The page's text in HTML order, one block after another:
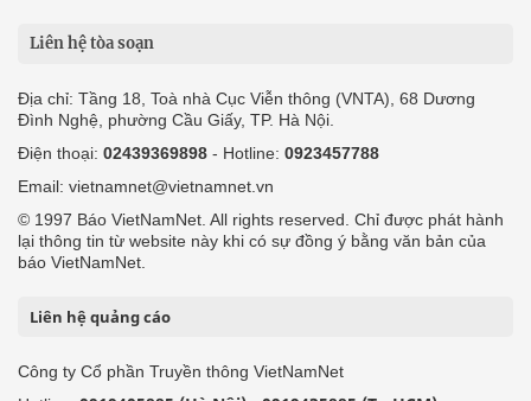
Liên hệ tòa soạn
Địa chỉ: Tầng 18, Toà nhà Cục Viễn thông (VNTA), 68 Dương
Đình Nghệ, phường Cầu Giấy, TP. Hà Nội.
Điện thoại: 02439369898 - Hotline: 0923457788
Email: vietnamnet@vietnamnet.vn
© 1997 Báo VietNamNet. All rights reserved. Chỉ được phát hành
lại thông tin từ website này khi có sự đồng ý bằng văn bản của
báo VietNamNet.
Liên hệ quảng cáo
Công ty Cổ phần Truyền thông VietNamNet